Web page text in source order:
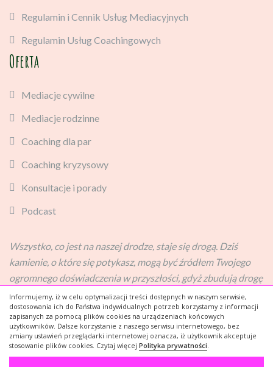
Informujemy, iż w celu optymalizacji treści dostępnych w naszym serwisie,
dostosowania ich do Państwa indywidualnych potrzeb korzystamy z informacji
zapisanych za pomocą plików cookies na urządzeniach końcowych
użytkowników. Dalsze korzystanie z naszego serwisu internetowego, bez
zmiany ustawień przeglądarki internetowej oznacza, iż użytkownik akceptuje
stosowanie plików cookies. Czytaj więcej Polityka prywatności.
Regulamin i Cennik Usług Mediacyjnych
Regulamin Usług Coachingowych
Oferta
Mediacje cywilne
Mediacje rodzinne
Coaching dla par
Coaching kryzysowy
Konsultacje i porady
Podcast
Wszystko, co jest na naszej drodze, staje się drogą. Dziś
kamienie, o które się potykasz, mogą być źródłem Twojego
ogromnego doświadczenia w przyszłości, gdyż zbudują drogę
do Twojego sukcesu.
Patrycja
Illdy © Copyright 2025. All Rights Reserved